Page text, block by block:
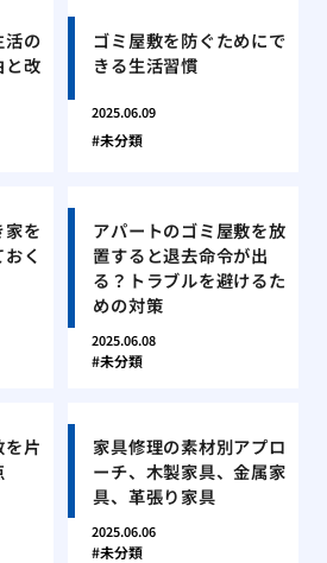
活の
と改
ゴミ屋敷を防ぐためにで
きる生活習慣
2025.06.09
未分類
を
く
アパートのゴミ屋敷を放
置すると退去命令が出
る？トラブルを避けるた
めの対策
2025.06.08
未分類
片
家具修理の素材別アプロ
ーチ、木製家具、金属家
具、革張り家具
2025.06.06
未分類